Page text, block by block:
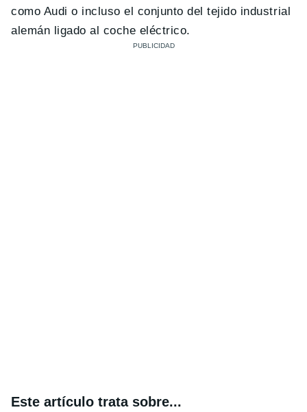
como Audi o incluso el conjunto del tejido industrial
alemán ligado al coche eléctrico.
Este artículo trata sobre...